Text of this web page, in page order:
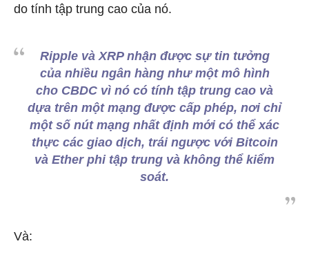
do tính tập trung cao của nó.
Ripple và XRP nhận được sự tin tưởng
của nhiều ngân hàng như một mô hình
cho CBDC vì nó có tính tập trung cao và
dựa trên một mạng được cấp phép, nơi chỉ
một số nút mạng nhất định mới có thể xác
thực các giao dịch, trái ngược với Bitcoin
và Ether phi tập trung và không thể kiểm
soát.
Và: